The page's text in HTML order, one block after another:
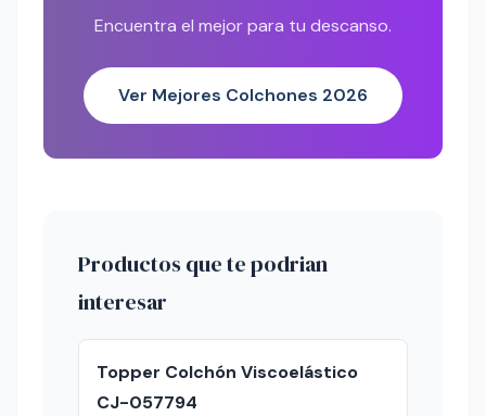
Encuentra el mejor para tu descanso.
Ver Mejores Colchones 2026
Productos que te podrian
interesar
Topper Colchón Viscoelástico
CJ-057794